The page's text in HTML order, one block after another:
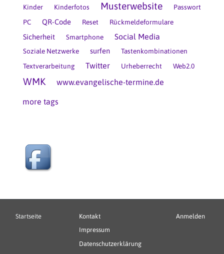
Kinder Kinderfotos Musterwebsite
Passwort
PC
QR-Code Reset Rückmeldeformulare
Sicherheit Smartphone Social Media
Soziale Netzwerke surfen
Tastenkombinationen
Textverarbeitung
Twitter Urheberrecht Web2.0
WMK www.evangelische-termine.de
more tags
Hauptnavigation
Startseite Fußbereichsmenü
Kontakt
Impressum
Datenschutzerklärung
Anmelden